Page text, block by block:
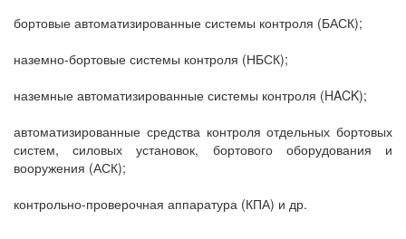
бортовые автоматизированные системы контроля (БАСК);
наземно-бортовые системы контроля (НБСК);
наземные автоматизированные системы контроля (HACK);
автоматизированные средства контроля отдельных бортовых
систем, силовых установок, бортового оборудования и
вооружения (АСК);
контрольно-проверочная аппаратура (КПА) и др.